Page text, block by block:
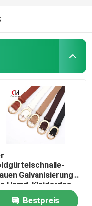
Galvanisierung
Hemd-Kleiderdes
zwei haltbar
Bestpreis